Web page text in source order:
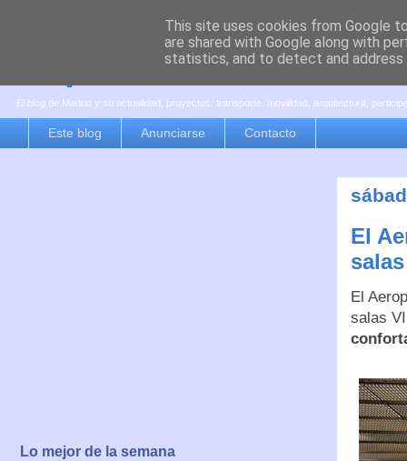
es por madrid
El blog de Madrid y su actualidad, proyectos, transporte, movilidad, arquitectura,
Este blog Anunciarse Contacto
El
El
salas
Lo mejor de la semana
This site uses cookies from Google
are shared with Google along with
statistics, and to detect and address